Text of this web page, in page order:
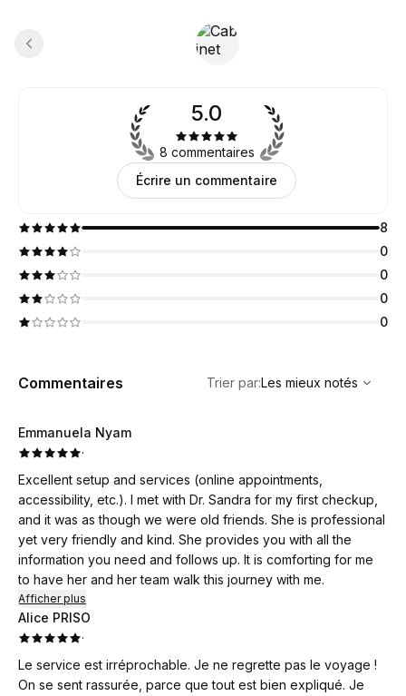
5.0
8 commentaires
Écrire un commentaire
8
0
0
0
0
Commentaires
Les mieux notés
Trier par:Les mieux notés
Emmanuela Nyam
·
Excellent setup and services (online appointments,
accessibility, etc.). I met with Dr. Sandra for my first checkup,
and it was as though we were old friends. She is professional
yet very friendly and kind. She provides you with all the
information you need and follows up. It is comforting for me
to have her and her team walk this journey with me.
Afficher plus
Alice PRISO
·
Le service est irréprochable. Je ne regrette pas le voyage !
On se sent rassurée, parce que tout est bien expliqué. Je